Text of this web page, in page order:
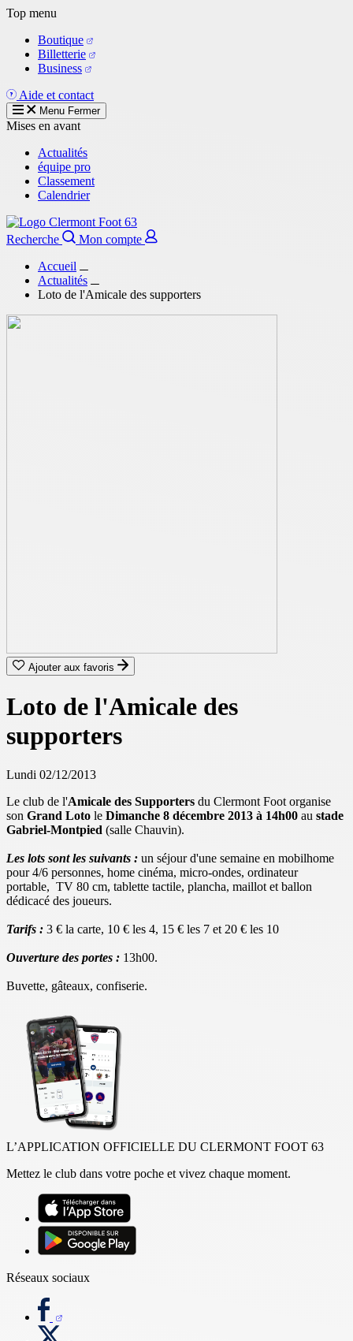
Aller
contenu
principal
Top menu
Boutique
Billetterie
Business
Aide et contact
Menu Fermer
Mises en avant
Actualités
équipe pro
Classement
Calendrier
Recherche
Mon compte
Accueil
Actualités
Loto de l'Amicale des supporters
Ajouter aux favoris
Loto de l'Amicale des
supporters
Lundi 02/12/2013
Le club de l'Amicale des Supporters du Clermont Foot organise
son Grand Loto le Dimanche 8 décembre 2013 à 14h00 au stade
Gabriel-Montpied (salle Chauvin).
Les lots sont les suivants : un séjour d'une semaine en mobilhome
pour 4/6 personnes, home cinéma, micro-ondes, ordinateur
portable, TV 80 cm, tablette tactile, plancha, maillot et ballon
dédicacé des joueurs.
Tarifs : 3 € la carte, 10 € les 4, 15 € les 7 et 20 € les 10
Ouverture des portes : 13h00.
Buvette, gâteaux, confiserie.
L’APPLICATION OFFICIELLE DU CLERMONT FOOT 63
Mettez le club dans votre poche et vivez chaque moment.
Réseaux sociaux